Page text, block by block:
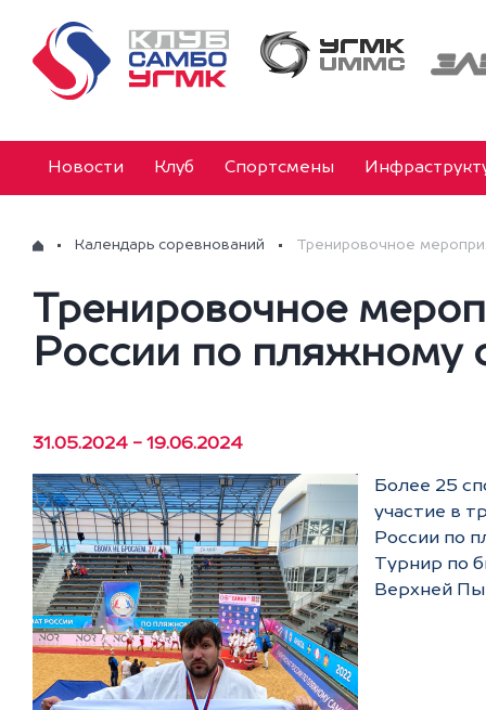
Новости Клуб Спортсмены
Календарь соревнований Тренировочное
Тренировочное
России по пляжному
31.05.2024 - 19.06.2024
Более 25
участие в
России по
Турнир по
Верхней